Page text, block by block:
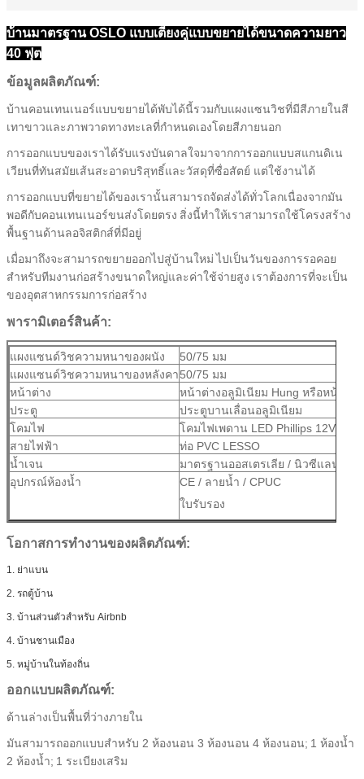
บ้านมาตรฐาน OSLO แบบเตียงคู่แบบขยายได้ขนาดความยาว
40 ฟุต
ข้อมูลผลิตภัณฑ์:
บ้านคอนเทนเนอร์แบบขยายได้พับได้นี้รวมกับแผงแซนวิชที่มีสีภายในสี
เทาขาวและภาพวาดทางทะเลที่กำหนดเองโดยสีภายนอก
การออกแบบของเราได้รับแรงบันดาลใจมาจากการออกแบบสแกนดิเน
เวียนที่ทันสมัยเส้นสะอาดบริสุทธิ์และวัสดุที่ซื่อสัตย์ แต่ใช้งานได้
การออกแบบที่ขยายได้ของเรานั้นสามารถจัดส่งได้ทั่วโลกเนื่องจากมัน
พอดีกับคอนเทนเนอร์ขนส่งโดยตรง สิ่งนี้ทำให้เราสามารถใช้โครงสร้าง
พื้นฐานด้านลอจิสติกส์ที่มีอยู่
เมื่อมาถึงจะสามารถขยายออกไปสู่บ้านใหม่ ไปเป็นวันของการรอคอย
สำหรับทีมงานก่อสร้างขนาดใหญ่และค่าใช้จ่ายสูง เราต้องการที่จะเป็น
ของอุตสาหกรรมการก่อสร้าง
พารามิเตอร์สินค้า:
แผงแซนด์วิชความหนาของผนัง
50/75 มม
แผงแซนด์วิชความหนาของหลังคา50/75 มม
หน้าต่าง
หน้าต่างอลูมิเนียม Hung หรือหน้าต่า
ประตู
ประตูบานเลื่อนอลูมิเนียม
โคมไฟ
โคมไฟเพดาน LED Phillips 12V
สายไฟฟ้า
ท่อ PVC LESSO
น้ำเจน
มาตรฐานออสเตรเลีย / นิวซีแลนด์ /
อุปกรณ์ห้องน้ำ
CE / ลายน้ำ / CPUC
ใบรับรอง
โอกาสการทำงานของผลิตภัณฑ์:
1. ย่าแบน
2. รถตู้บ้าน
3. บ้านส่วนตัวสำหรับ Airbnb
4. บ้านชานเมือง
5. หมู่บ้านในท้องถิ่น
ออกแบบผลิตภัณฑ์:
ด้านล่างเป็นพื้นที่ว่างภายใน
มันสามารถออกแบบสำหรับ 2 ห้องนอน 3 ห้องนอน 4 ห้องนอน; 1 ห้องน้ำ
2 ห้องน้ำ; 1 ระเบียงเสริม